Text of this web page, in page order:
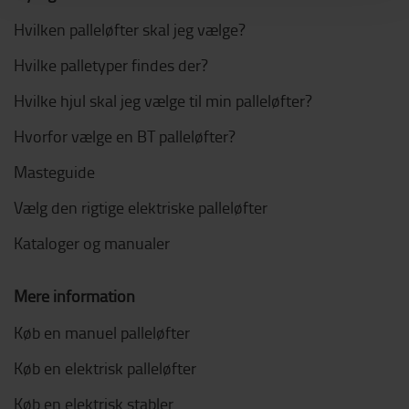
Hvilken palleløfter skal jeg vælge?
Hvilke palletyper findes der?
Hvilke hjul skal jeg vælge til min palleløfter?
Hvorfor vælge en BT palleløfter?
Masteguide
Vælg den rigtige elektriske palleløfter
Kataloger og manualer
Mere information
Køb en manuel palleløfter
Køb en elektrisk palleløfter
Køb en elektrisk stabler